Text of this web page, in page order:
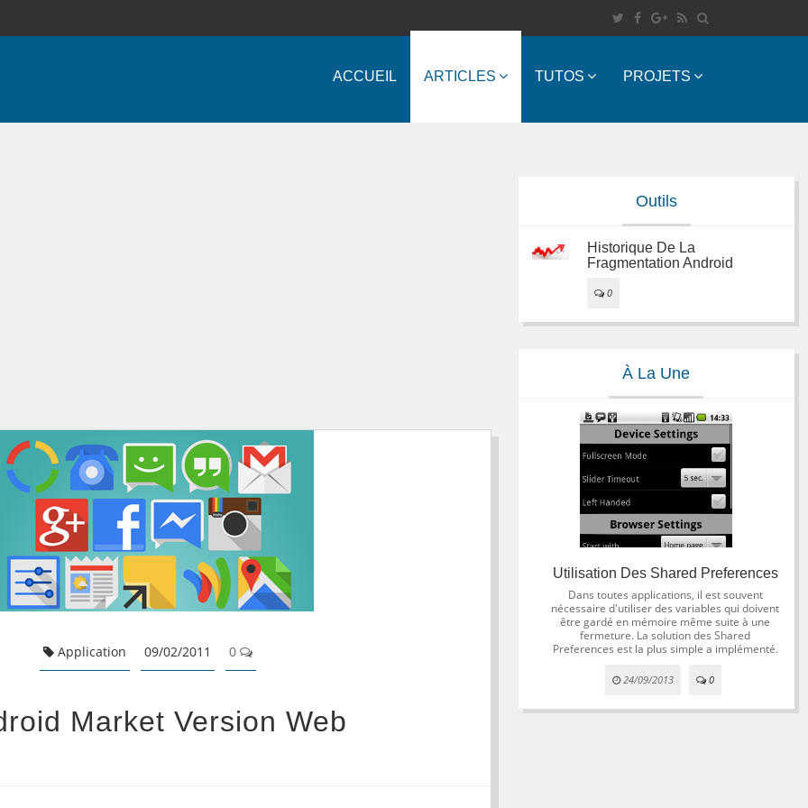
ACCUEIL ARTICLES TUTOS PROJETS
Application 09/02/2011 0
Market Version Web
Outils
Historique De La
Fragmentation Android
0
À La Une
Utilisation Des Shared Preferences
Dans toutes applications, il est souvent
nécessaire d'utiliser des variables qui doivent
être gardé en mémoire même suite à une
fermeture. La solution des Shared
Preferences est la plus simple a implémenté.
24/09/2013 0